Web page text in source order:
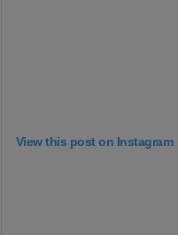
View this post on Instagram